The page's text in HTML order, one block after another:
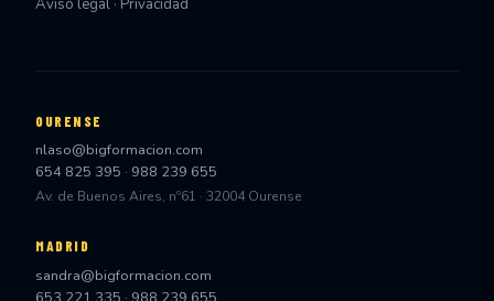
OURENSE
nlaso@bigformacion.com
654 825 395 · 988 239 655
Av. de Buenos Aires, nº61 · 32004 Ourense
MADRID
sandra@bigformacion.com